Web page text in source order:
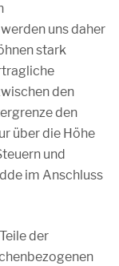
uns daher
stark
den
den
über die Höhe
und
im Anschluss
der